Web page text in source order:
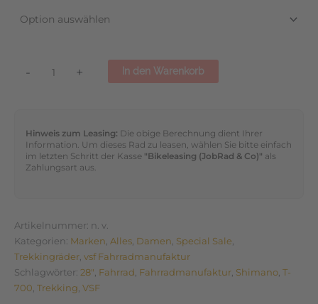
- + In den Warenkorb
Hinweis zum Leasing: Die obige Berechnung dient Ihrer
Information. Um dieses Rad zu leasen, wählen Sie bitte einfach
im letzten Schritt der Kasse "Bikeleasing (JobRad & Co)" als
Zahlungsart aus.
Artikelnummer: n. v.
Kategorien: Marken, Alles, Damen, Special Sale,
Trekkingräder, vsf Fahrradmanufaktur
Schlagwörter: 28", Fahrrad, Fahrradmanufaktur, Shimano, T-
700, Trekking, VSF